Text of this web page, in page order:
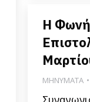
Η
ΜΗΝΥΜΑΤΑ